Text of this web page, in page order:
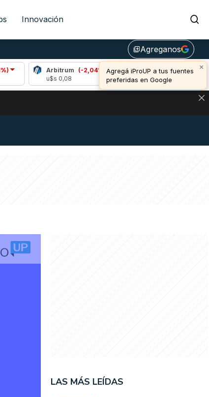
Innovación
library_addAgreganos
×
Agregá iProUP a tus fuentes
preferidas en Google
Arbitrum (-2,04%)
Bitcoin
(-0,63%)
u$s 64.366,00
BITCOIN Y ESTA SEÑAL DEFINE LOS PRECIOS DE
LAS MÁS LEÍDAS